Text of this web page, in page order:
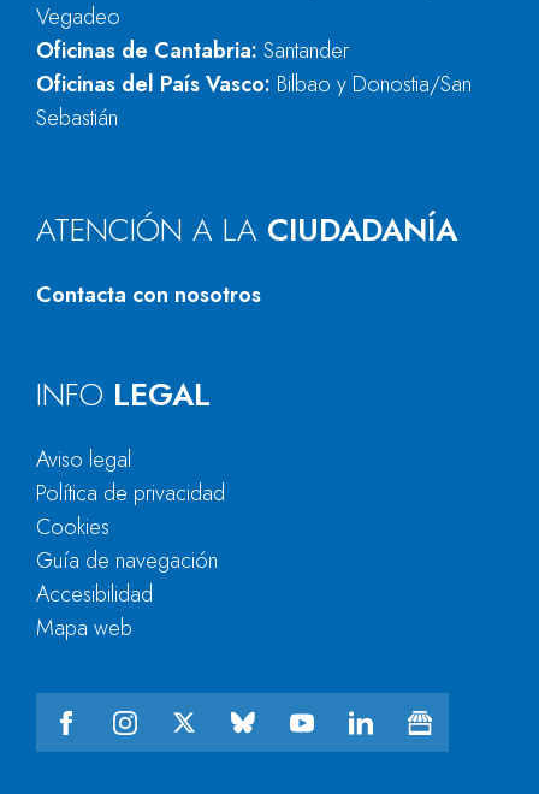
Vegadeo
Oficinas de Cantabria: Santander
Oficinas del País Vasco: Bilbao y Donostia/San
Sebastián
ATENCIÓN A LA CIUDADANÍA
Contacta con nosotros
INFO LEGAL
Aviso legal
Política de privacidad
Cookies
Guía de navegación
Accesibilidad
Mapa web